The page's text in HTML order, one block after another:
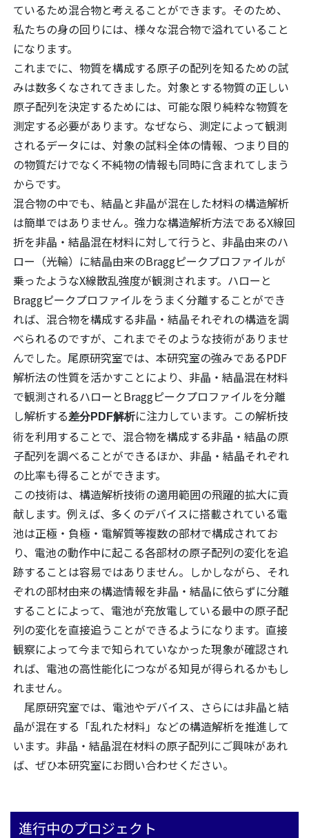
ているため混合物と考えることができます。そのため、
私たちの身の回りには、様々な混合物で溢れていること
になります。
これまでに、物質を構成する原子の配列を知るための試
みは数多くなされてきました。対象とする物質の正しい
原子配列を決定するためには、可能な限り純粋な物質を
測定する必要があります。なぜなら、測定によって観測
されるデータには、対象の試料全体の情報、つまり目的
の物質だけでなく不純物の情報も同時に含まれてしまう
からです。
混合物の中でも、結晶と非晶が混在した材料の構造解析
は簡単ではありません。強力な構造解析方法であるX線回
折を非晶・結晶混在材料に対して行うと、非晶由来のハ
ロー（光輪）に結晶由来のBraggピークプロファイルが
乗ったようなX線散乱強度が観測されます。ハローと
Braggピークプロファイルをうまく分離することができ
れば、混合物を構成する非晶・結晶それぞれの構造を調
べられるのですが、これまでそのような技術がありませ
んでした。尾原研究室では、本研究室の強みであるPDF
解析法の性質を活かすことにより、非晶・結晶混在材料
で観測されるハローとBraggピークプロファイルを分離
し解析する差分PDF解析に注力しています。この解析技
術を利用することで、混合物を構成する非晶・結晶の原
子配列を調べることができるほか、非晶・結晶それぞれ
の比率も得ることができます。
この技術は、構造解析技術の適用範囲の飛躍的拡大に貢
献します。例えば、多くのデバイスに搭載されている電
池は正極・負極・電解質等複数の部材で構成されてお
り、電池の動作中に起こる各部材の原子配列の変化を追
跡することは容易ではありません。しかしながら、それ
ぞれの部材由来の構造情報を非晶・結晶に依らずに分離
することによって、電池が充放電している最中の原子配
列の変化を直接追うことができるようになります。直接
観察によって今まで知られていなかった現象が確認され
れば、電池の高性能化につながる知見が得られるかもし
れません。
尾原研究室では、電池やデバイス、さらには非晶と結
晶が混在する「乱れた材料」などの構造解析を推進して
います。非晶・結晶混在材料の原子配列にご興味があれ
ば、ぜひ本研究室にお問い合わせください。
進行中のプロジェクト